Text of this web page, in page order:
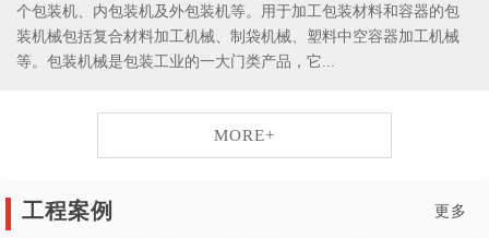
个包装机、内包装机及外包装机等。用于加工包装材料和容器的包
装机械包括复合材料加工机械、制袋机械、塑料中空容器加工机械
等。包装机械是包装工业的一大门类产品，它...
MORE+
工程案例 更多